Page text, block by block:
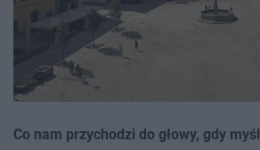
Co nam przychodzi do głowy, gdy